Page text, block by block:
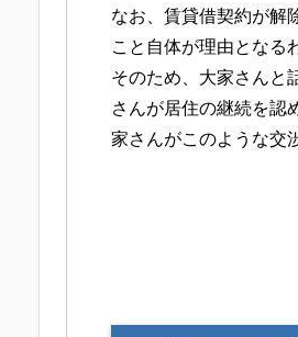
なお、賃貸借契約が解
こと自体が理由となる
そのため、大家さんと
さんが居住の継続を認
家さんがこのような交